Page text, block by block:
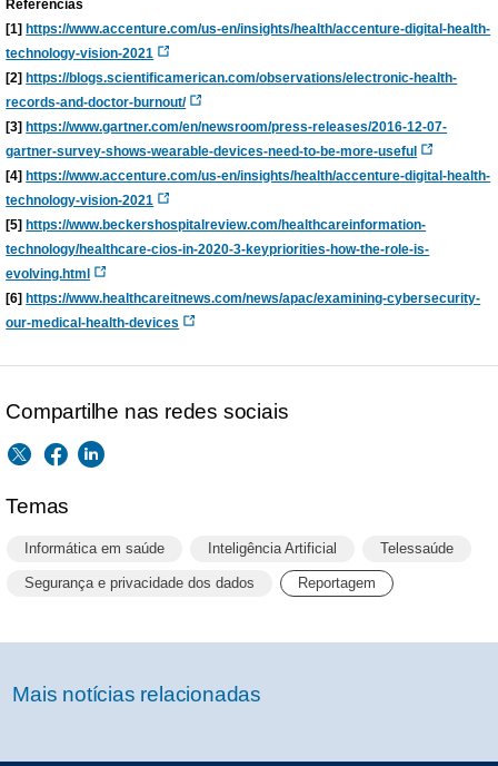
Referências
[1] https://www.accenture.com/us-en/insights/health/accenture-digital-health-
technology-vision-2021
[2] https://blogs.scientificamerican.com/observations/electronic-health-
records-and-doctor-burnout/
[3] https://www.gartner.com/en/newsroom/press-releases/2016-12-07-
gartner-survey-shows-wearable-devices-need-to-be-more-useful
[4] https://www.accenture.com/us-en/insights/health/accenture-digital-health-
technology-vision-2021
[5] https://www.beckershospitalreview.com/healthcareinformation-
technology/healthcare-cios-in-2020-3-keypriorities-how-the-role-is-
evolving.html
[6] https://www.healthcareitnews.com/news/apac/examining-cybersecurity-
our-medical-health-devices
Compartilhe nas redes sociais
Temas
Informática em saúde Inteligência Artificial Telessaúde
Segurança e privacidade dos dados Reportagem
Mais notícias relacionadas